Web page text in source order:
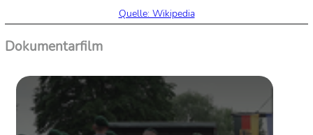
Quelle: Wikipedia
Dokumentarfilm